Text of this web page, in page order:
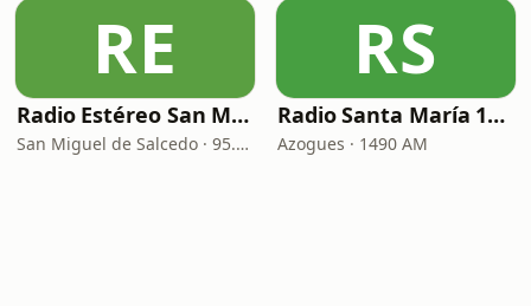
RE
Radio Estéreo San Miguel 95.7
San Miguel de Salcedo · 95.7 FM
RS
Radio Santa María 1490 AM
Azogues · 1490 AM